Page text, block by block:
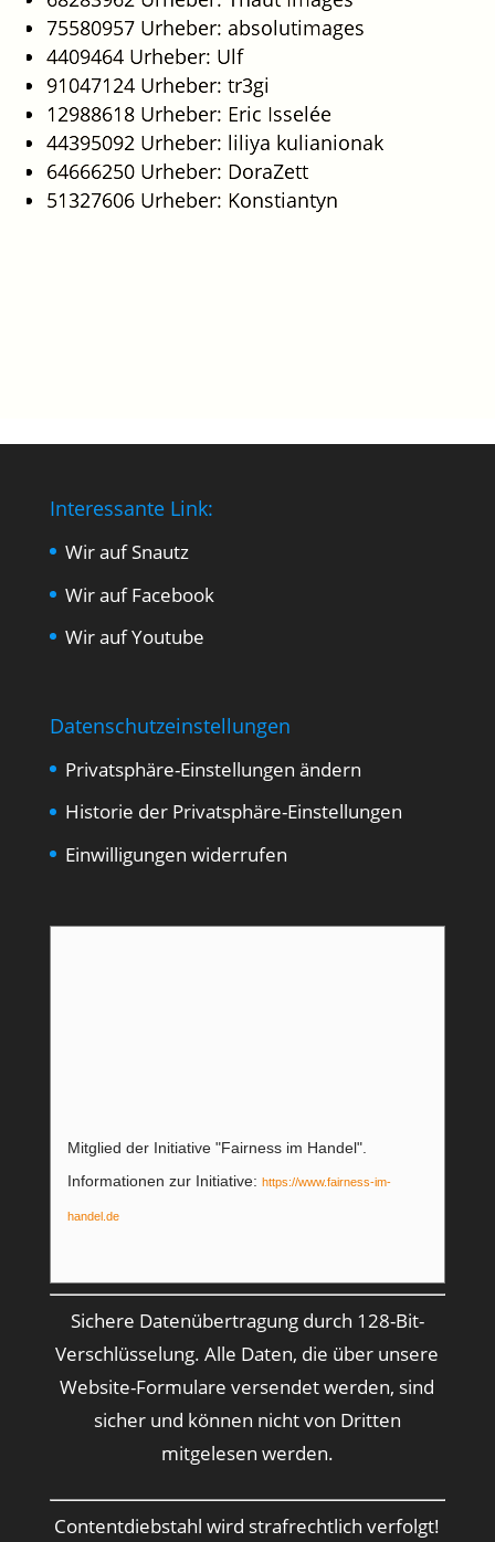
75580957 Urheber: absolutimages
4409464 Urheber: Ulf
91047124 Urheber: tr3gi
12988618 Urheber: Eric Isselée
44395092 Urheber: liliya kulianionak
64666250 Urheber: DoraZett
51327606 Urheber: Konstiantyn
Interessante Link:
Wir auf Snautz
Wir auf Facebook
Wir auf Youtube
Datenschutzeinstellungen
Privatsphäre-Einstellungen ändern
Historie der Privatsphäre-Einstellungen
Einwilligungen widerrufen
Mitglied der Initiative "Fairness im Handel".
Informationen zur Initiative: https://www.fairness-im-
handel.de
Sichere Datenübertragung durch 128-Bit-
Verschlüsselung. Alle Daten, die über unsere
Website-Formulare versendet werden, sind
sicher und können nicht von Dritten
mitgelesen werden.
Contentdiebstahl wird strafrechtlich verfolgt!